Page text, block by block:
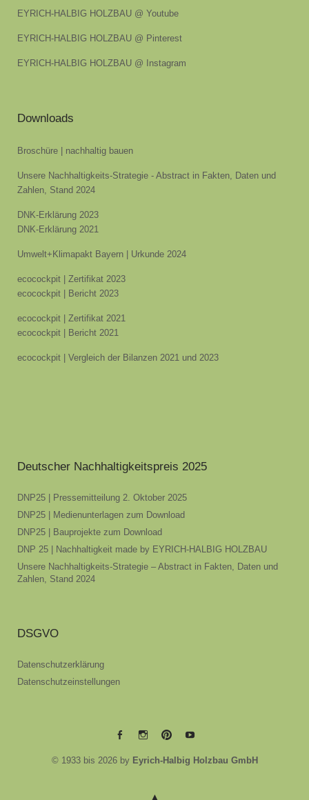
EYRICH-HALBIG HOLZBAU @ Youtube
EYRICH-HALBIG HOLZBAU @ Pinterest
EYRICH-HALBIG HOLZBAU @ Instagram
Downloads
Broschüre | nachhaltig bauen
Unsere Nachhaltigkeits-Strategie - Abstract in Fakten, Daten und
Zahlen, Stand 2024
DNK-Erklärung 2023
DNK-Erklärung 2021
Umwelt+Klimapakt Bayern | Urkunde 2024
ecocockpit | Zertifikat 2023
ecocockpit | Bericht 2023
ecocockpit | Zertifikat 2021
ecocockpit | Bericht 2021
ecocockpit | Vergleich der Bilanzen 2021 und 2023
Deutscher Nachhaltigkeitspreis 2025
DNP25 | Pressemitteilung 2. Oktober 2025
DNP25 | Medienunterlagen zum Download
DNP25 | Bauprojekte zum Download
DNP 25 | Nachhaltigkeit made by EYRICH-HALBIG HOLZBAU
Unsere Nachhaltigkeits-Strategie – Abstract in Fakten, Daten und
Zahlen, Stand 2024
DSGVO
Datenschutzerklärung
Datenschutzeinstellungen
EYRICH-EYRICH-EYRICH-EYRICH-
© 1933 bis 2026 by Eyrich-Halbig Holzbau GmbH